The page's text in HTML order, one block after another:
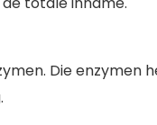
Die